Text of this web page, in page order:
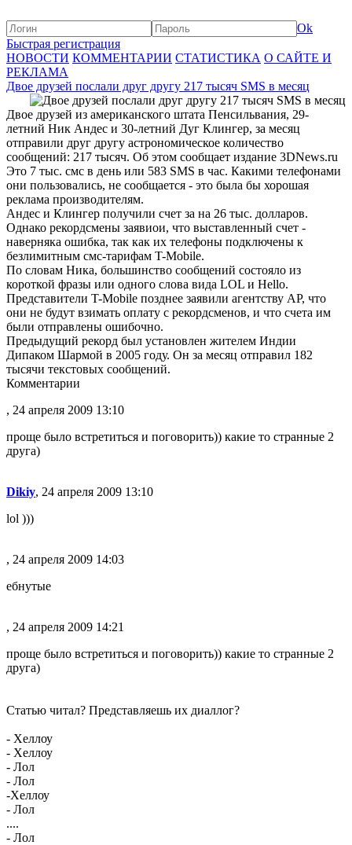
Ok
Быстрая регистрация
НОВОСТИ КОММЕНТАРИИ СТАТИСТИКА О САЙТЕ И
РЕКЛАМА
Двое друзей послали друг другу 217 тысяч SMS в месяц
Двое друзей из американского штата Пенсильвания, 29-
летний Ник Андес и 30-летний Дуг Клингер, за месяц
отправили друг другу астрономическое количество
сообщений: 217 тысяч. Об этом сообщает издание 3DNews.ru
Это 7 тыс. смс в день или 583 SMS в час. Какими телефонами
они пользовались, не сообщается - это была бы хорошая
реклама производителям.
Андес и Клингер получили счет за на 26 тыс. долларов.
Однако рекордсмены заявиои, что выставленный счет -
наверняка ошибка, так как их телефоны подключены к
безлимитным смс-тарифам T-Mobile.
По словам Ника, большинство сообщений состояло из
короткой фразы или одного слова вида LOL и Hello.
Представители T-Mobile позднее заявили агентству AP, что
они не будут взимать оплату с рекордсменов, и что счета им
были отправлены ошибочно.
Предыдущий рекорд был установлен жителем Индии
Дипаком Шармой в 2005 году. Он за месяц отправил 182
тысячи текстовых сообщений.
Комментарии
, 24 апреля 2009 13:10
проще было встретиться и поговорить)) какие то странные 2
друга)
Dikiy, 24 апреля 2009 13:10
lol )))
, 24 апреля 2009 14:03
ебнутые
, 24 апреля 2009 14:21
проще было встретиться и поговорить)) какие то странные 2
друга)
Статью читал? Представляешь их диаллог?
- Хеллоу
- Хеллоу
- Лол
- Лол
-Хеллоу
- Лол
....
- Лол